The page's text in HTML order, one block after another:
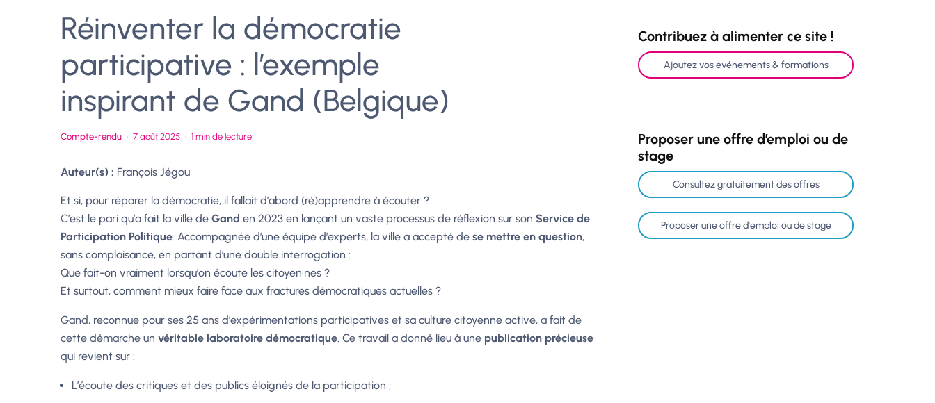
Réinventer la démocratie
participative : l’exemple
inspirant de Gand (Belgique)
Compte-rendu · 7 août 2025 · 1 min de lecture
Auteur(s) : François Jégou
Et si, pour réparer la démocratie, il fallait d’abord (ré)apprendre à écouter ?
C’est le pari qu’a fait la ville de Gand en 2023 en lançant un vaste processus de réflexion sur son Service de
Participation Politique. Accompagnée d’une équipe d’experts, la ville a accepté de se mettre en question,
sans complaisance, en partant d’une double interrogation :
Que fait-on vraiment lorsqu’on écoute les citoyen·nes ?
Et surtout, comment mieux faire face aux fractures démocratiques actuelles ?
Gand, reconnue pour ses 25 ans d’expérimentations participatives et sa culture citoyenne active, a fait de
cette démarche un véritable laboratoire démocratique. Ce travail a donné lieu à une publication précieuse
qui revient sur :
L’écoute des critiques et des publics éloignés de la participation ;
Contribuez à alimenter ce site !
Ajoutez vos événements & formations
Proposer une offre d’emploi ou de
stage
Consultez gratuitement des offres
Proposer une offre d'emploi ou de stage